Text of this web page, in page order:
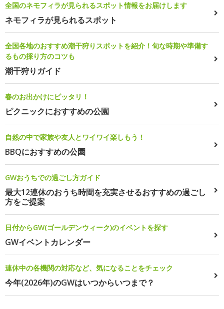
全国のネモフィラが見られるスポット情報をお届けします
ネモフィラが見られるスポット
全国各地のおすすめ潮干狩りスポットを紹介！旬な時期や準備す
るもの採り方のコツも
潮干狩りガイド
春のお出かけにピッタリ！
ピクニックにおすすめの公園
自然の中で家族や友人とワイワイ楽しもう！
BBQにおすすめの公園
GWおうちでの過ごし方ガイド
最大12連休のおうち時間を充実させるおすすめの過ごし
方をご提案
日付からGW(ゴールデンウィーク)のイベントを探す
GWイベントカレンダー
連休中の各機関の対応など、気になることをチェック
今年(2026年)のGWはいつからいつまで？